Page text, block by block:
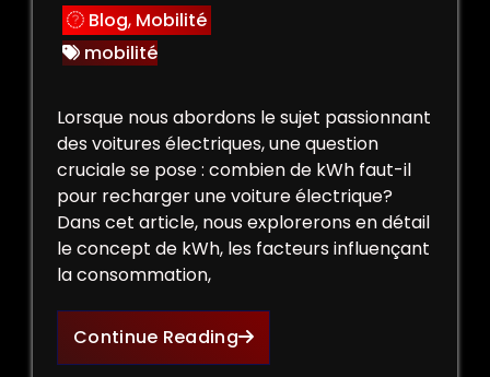
Blog, Mobilité
mobilité
Lorsque nous abordons le sujet passionnant
des voitures électriques, une question
cruciale se pose : combien de kWh faut-il
pour recharger une voiture électrique?
Dans cet article, nous explorerons en détail
le concept de kWh, les facteurs influençant
la consommation,
Continue Reading